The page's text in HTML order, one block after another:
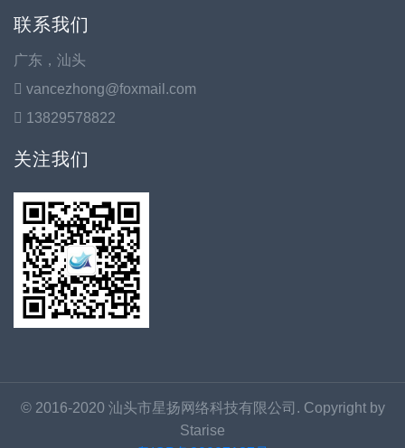
联系我们
广东，汕头
vancezhong@foxmail.com
13829578822
关注我们
© 2016-2020 汕头市星扬网络科技有限公司. Copyright by
Starise